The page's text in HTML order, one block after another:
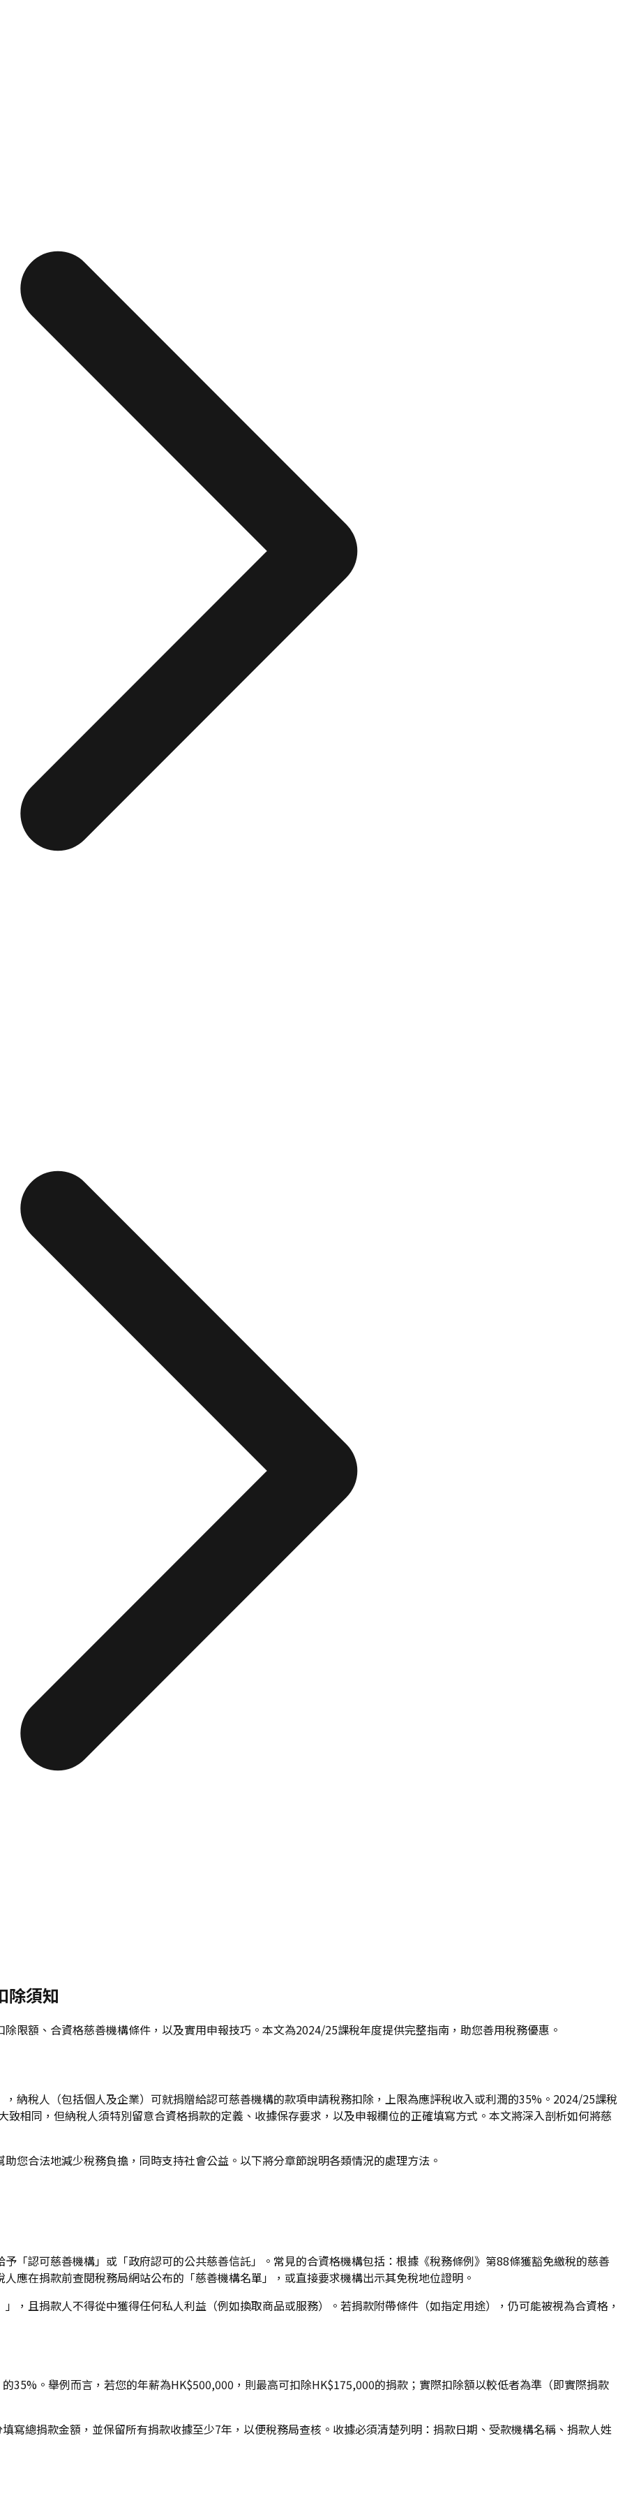
除須知
限額、合資格慈善機構條件，以及實用申報技巧。本文為2024/25課稅年度提供完整指南，助您善用稅務優惠。
納稅人（包括個人及企業）可就捐贈給認可慈善機構的款項申請稅務扣除，上限為應評稅收入或利潤的35%。2024/25課稅
相同，但納稅人須特別留意合資格捐款的定義、收據保存要求，以及申報欄位的正確填寫方式。本文將深入剖析如何將慈
您合法地減少稅務負擔，同時支持社會公益。以下將分章節說明各類情況的處理方法。
「認可慈善機構」或「政府認可的公共慈善信託」。常見的合資格機構包括：根據《稅務條例》第88條獲豁免繳稅的慈善
應在捐款前查閱稅務局網站公布的「慈善機構名單」，或直接要求機構出示其免稅地位證明。
，且捐款人不得從中獲得任何私人利益（例如換取商品或服務）。若捐款附帶條件（如指定用途），仍可能被視為合資格，
35%。舉例而言，若您的年薪為HK$500,000，則最高可扣除HK$175,000的捐款；實際扣除額以較低者為準（即實際捐款
寫總捐款金額，並保留所有捐款收據至少7年，以便稅務局查核。收據必須清楚列明：捐款日期、受款機構名稱、捐款人姓